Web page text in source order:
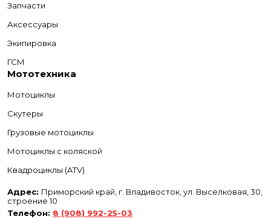
Запчасти
Аксессуары
Экипировка
ГСМ
Мототехника
Мотоциклы
Скутеры
Грузовые мотоциклы
Мотоциклы с коляской
Квадроциклы (ATV)
Адрес: Приморский край, г. Владивосток, ул. Выселковая, 30,
строение 10
Телефон: 8 (908) 992-25-03